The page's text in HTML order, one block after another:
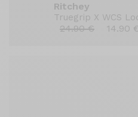
Ritchey
Truegrip X WCS
24.90 € 14.90